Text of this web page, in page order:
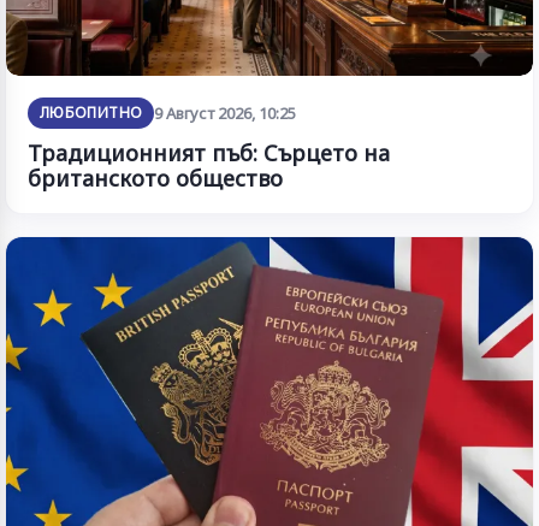
ЛЮБОПИТНО 9 Август 2026, 10:25
Традиционният пъб: Сърцето на
британското общество